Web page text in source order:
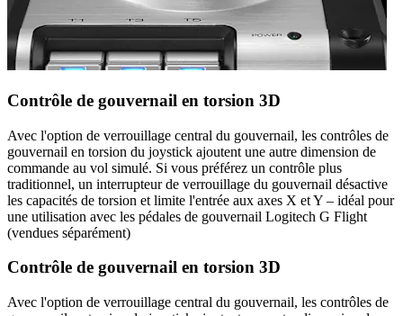
Contrôle de gouvernail en torsion 3D
Avec l'option de verrouillage central du gouvernail, les contrôles de
gouvernail en torsion du joystick ajoutent une autre dimension de
commande au vol simulé. Si vous préférez un contrôle plus
traditionnel, un interrupteur de verrouillage du gouvernail désactive
les capacités de torsion et limite l'entrée aux axes X et Y – idéal pour
une utilisation avec les pédales de gouvernail Logitech G Flight
(vendues séparément)
Contrôle de gouvernail en torsion 3D
Avec l'option de verrouillage central du gouvernail, les contrôles de